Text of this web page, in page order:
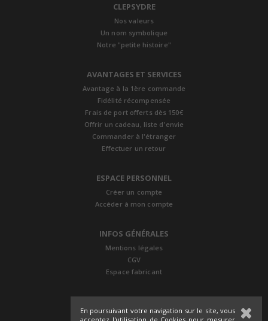
En poursuivant votre navigation sur le site, vous
CLEPSYDRE
Nos valeurs
Un nom symbolique
Notre "petite histoire"
AVANTAGES ET SERVICES
Avantage à la 1ère commande
Fidélité récompensée
Frais de port offerts dès 150€
Offrir un cadeau, liste d'envie
Commander à l'étranger
Effectuer un retour
ESPACE PERSONNEL
Créer un compte
Accéder à mon compte
INFOS GÉNÉRALES
Mentions légales
CGV
Espace fabricant